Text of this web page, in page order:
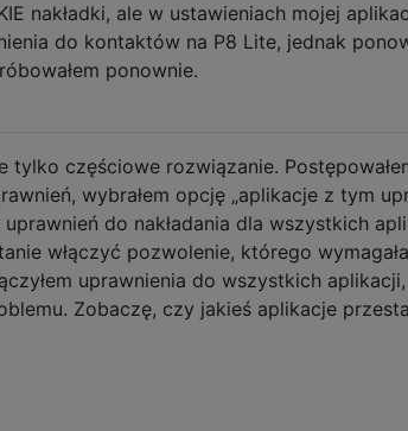
nakładki, ale w ustawieniach mojej
do kontaktów na P8 Lite, jednak
ponownie.
tylko częściowe rozwiązanie.
wybrałem opcję „aplikacje z tym
uprawnień do nakładania dla wszystkich
włączyć pozwolenie, którego
uprawnienia do wszystkich
Zobaczę, czy jakieś aplikacje